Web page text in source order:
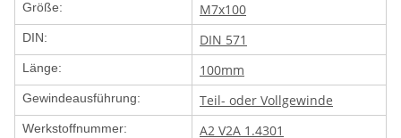
Größe: M7x100
DIN: DIN 571
Länge: 100mm
Gewindeausführung: Teil- oder Vollgewinde
Werkstoffnummer: A2 V2A 1.4301